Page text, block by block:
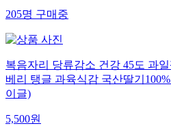
205명 구매중
복음자리 당류감소 건강 45도 과
베리 탱글 과육식감 국산딸기
이글)
5,500원